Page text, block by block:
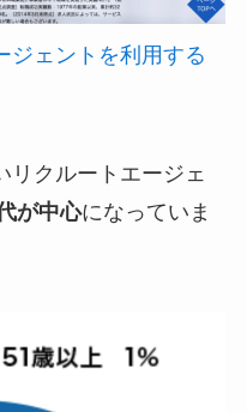
ジェントを利用する
リクルートエージェ
が中心になっていま